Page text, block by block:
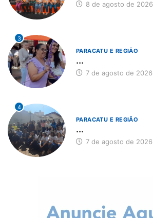
8 de agosto de 2026
3
PARACATU E REGIÃO
...
7 de agosto de 2026
4
PARACATU E REGIÃO
...
7 de agosto de 2026